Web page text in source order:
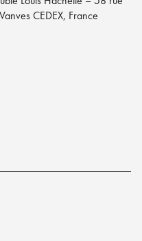
CEDEX, France